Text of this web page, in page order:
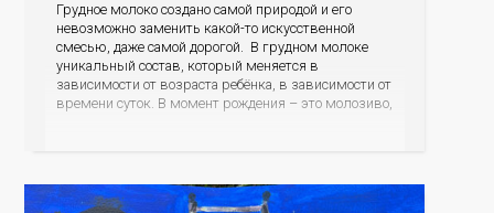
Грудное молоко создано самой природой и его
невозможно заменить какой-то искусственной
смесью, даже самой дорогой. В грудном молоке
уникальный состав, который меняется в
зависимости от возраста ребёнка, в зависимости от
времени суток. В момент рождения – это молозиво,